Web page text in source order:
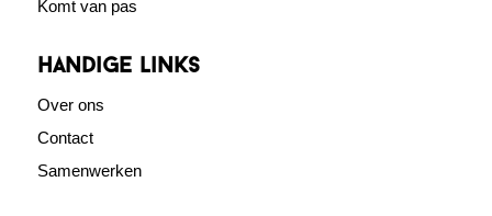
Komt van pas
Handige links
Over ons
Contact
Samenwerken